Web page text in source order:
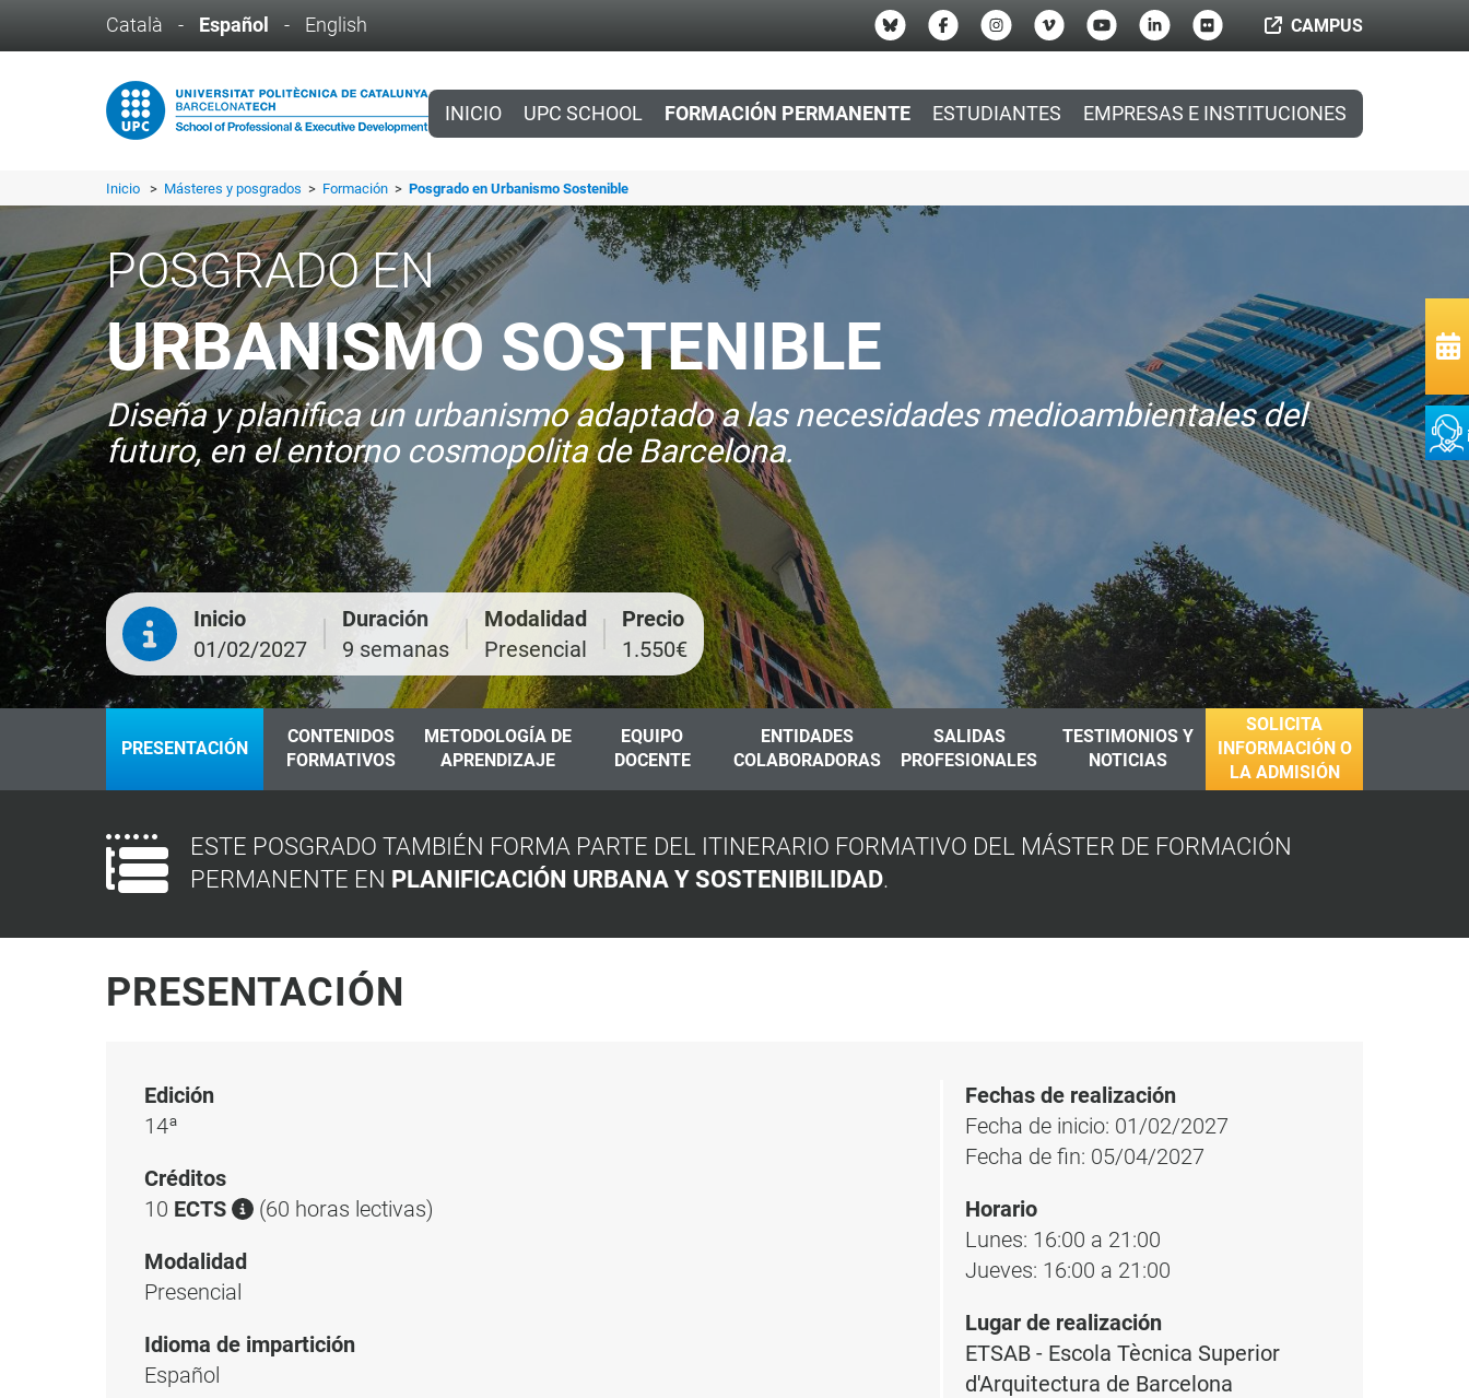
Català - Español - English CAMPUS
INICIO UPC SCHOOL FORMACIÓN PERMANENTE ESTUDIANTES EMPRESAS E INSTITUCIONES
Inicio > Másteres y posgrados > Formación > Posgrado en Urbanismo Sostenible
POSGRADO EN
URBANISMO SOSTENIBLE
Diseña y planifica un urbanismo adaptado a las necesidades medioambientales del
futuro, en el entorno cosmopolita de Barcelona.
Inicio
01/02/2027
Duración
9 semanas
Modalidad
Presencial
Precio
1.550€
PRESENTACIÓN
CONTENIDOS
FORMATIVOS
METODOLOGÍA DE
APRENDIZAJE
EQUIPO
DOCENTE
ENTIDADES
COLABORADORAS
SALIDAS
PROFESIONALES
TESTIMONIOS Y
NOTICIAS
SOLICITA
INFORMACIÓN O
LA ADMISIÓN
ESTE POSGRADO TAMBIÉN FORMA PARTE DEL ITINERARIO FORMATIVO DEL MÁSTER DE FORMACIÓN
PERMANENTE EN PLANIFICACIÓN URBANA Y SOSTENIBILIDAD.
PRESENTACIÓN
Edición
14ª
Créditos
10 ECTS
(60 horas lectivas)
Modalidad
Presencial
Idioma de impartición
Español
Fechas de realización
Fecha de inicio: 01/02/2027
Fecha de fin: 05/04/2027
Horario
Lunes: 16:00 a 21:00
Jueves: 16:00 a 21:00
Lugar de realización
ETSAB - Escola Tècnica Superior
d'Arquitectura de Barcelona